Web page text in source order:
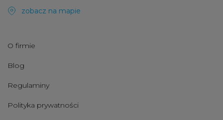
zobacz na mapie
O firmie
Blog
Regulaminy
Polityka prywatności